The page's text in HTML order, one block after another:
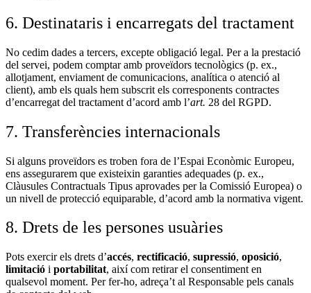
6. Destinataris i encarregats del tractament
No cedim dades a tercers, excepte obligació legal. Per a la prestació
del servei, podem comptar amb proveïdors tecnològics (p. ex.,
allotjament, enviament de comunicacions, analítica o atenció al
client), amb els quals hem subscrit els corresponents contractes
d’encarregat del tractament d’acord amb l’art. 28 del RGPD.
7. Transferències internacionals
Si alguns proveïdors es troben fora de l’Espai Econòmic Europeu,
ens assegurarem que existeixin garanties adequades (p. ex.,
Clàusules Contractuals Tipus aprovades per la Comissió Europea) o
un nivell de protecció equiparable, d’acord amb la normativa vigent.
8. Drets de les persones usuàries
Pots exercir els drets d’accés, rectificació, supressió, oposició,
limitació i portabilitat, així com retirar el consentiment en
qualsevol moment. Per fer-ho, adreça’t al Responsable pels canals